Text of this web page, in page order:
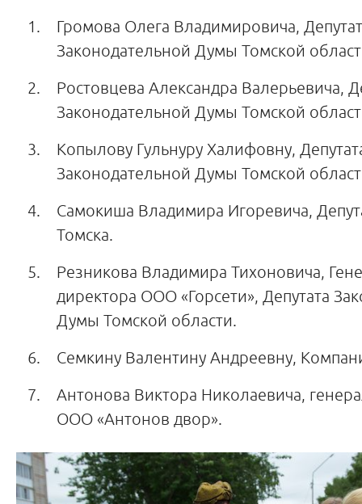
Громова Олега Владимировича,
Законодательной Думы Томской
Ростовцева Александра Валерьевича,
Законодательной Думы Томской
Копылову Гульнуру Халифовну,
Законодательной Думы Томской
Самокиша Владимира Игоревича,
Томска.
Резникова Владимира Тихоновича,
директора ООО «Горсети», Депутата
Думы Томской области.
Семкину Валентину Андреевну,
Антонова Виктора Николаевича,
ООО «Антонов двор».